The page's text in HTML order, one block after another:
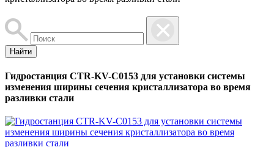
Найти
Гидростанция CTR-KV-C0153 для установки системы
изменения ширины сечения кристаллизатора во время
разливки стали